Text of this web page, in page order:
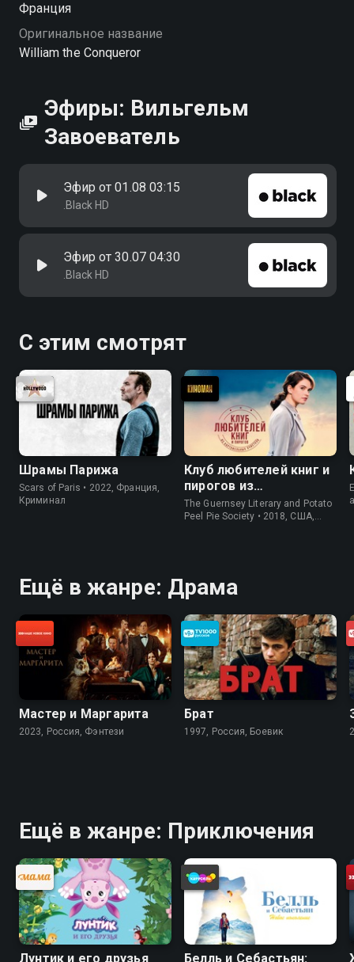
Франция
Оригинальное название
William the Conqueror
Эфиры: Вильгельм
Завоеватель
Эфир от 01.08 03:15
.Black HD
Эфир от 30.07 04:30
.Black HD
С этим смотрят
Шрамы Парижа
Scars of Paris • 2022, Франция,
Криминал
Клуб любителей книг и
пирогов из
картофельных
очистков
The Guernsey Literary and Potato
Peel Pie Society • 2018, США,
Ещё в жанре: Драма
Мастер и Маргарита
2023, Россия, Фэнтези
Брат
1997, Россия, Боевик
Ещё в жанре: Приключения
Лунтик и его друзья
Белль и Себастьян: